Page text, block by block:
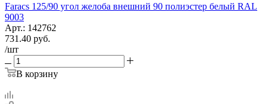
Faracs 125/90 угол желоба внешний 90 полиэстер белый RAL
9003
Арт.: 142762
731.40 руб.
/шт
В корзину